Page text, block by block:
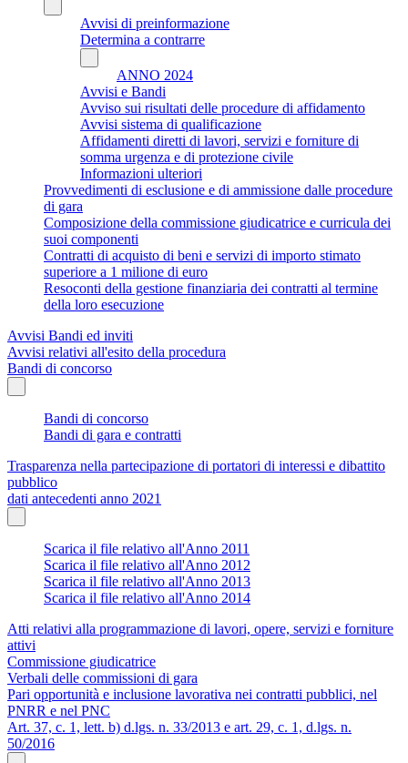
Avvisi di preinformazione
Determina a contrarre
ANNO 2024
Avvisi e Bandi
Avviso sui risultati delle procedure di affidamento
Avvisi sistema di qualificazione
Affidamenti diretti di lavori, servizi e forniture di
somma urgenza e di protezione civile
Informazioni ulteriori
Provvedimenti di esclusione e di ammissione dalle procedure
di gara
Composizione della commissione giudicatrice e curricula dei
suoi componenti
Contratti di acquisto di beni e servizi di importo stimato
superiore a 1 milione di euro
Resoconti della gestione finanziaria dei contratti al termine
della loro esecuzione
Avvisi Bandi ed inviti
Avvisi relativi all'esito della procedura
Bandi di concorso
Bandi di concorso
Bandi di gara e contratti
Trasparenza nella partecipazione di portatori di interessi e dibattito
pubblico
dati antecedenti anno 2021
Scarica il file relativo all'Anno 2011
Scarica il file relativo all'Anno 2012
Scarica il file relativo all'Anno 2013
Scarica il file relativo all'Anno 2014
Atti relativi alla programmazione di lavori, opere, servizi e forniture
attivi
Commissione giudicatrice
Verbali delle commissioni di gara
Pari opportunità e inclusione lavorativa nei contratti pubblici, nel
PNRR e nel PNC
Art. 37, c. 1, lett. b) d.lgs. n. 33/2013 e art. 29, c. 1, d.lgs. n.
50/2016